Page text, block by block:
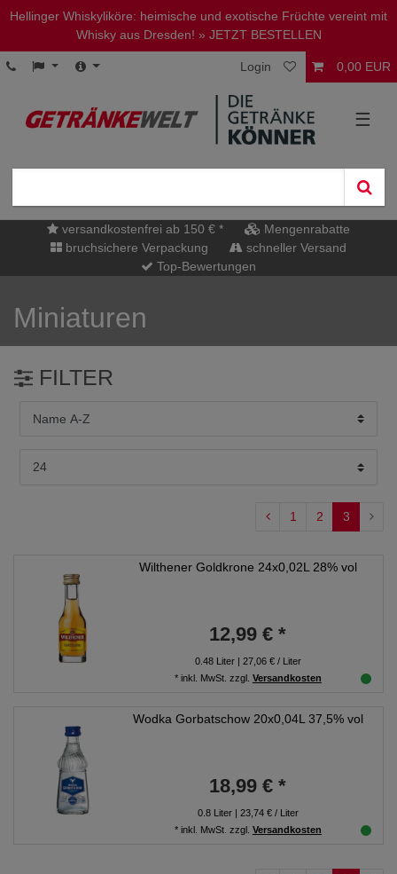
Hellinger Whiskyliköre: heimische und exotische Früchte vereint mit
Whisky aus Dresden! » JETZT BESTELLEN
Login 0,00 EUR
☰
versandkostenfrei ab 150 € *
Mengenrabatte
bruchsichere Verpackung
schneller Versand
Top-Bewertungen
Miniaturen
FILTER
1 2 3
Wilthener Goldkrone 24x0,02L 28% vol
12,99 € *
0.48Liter| 27,06 € / Liter
* inkl. MwSt. zzgl. Versandkosten
Wodka Gorbatschow 20x0,04L 37,5% vol
18,99 € *
0.8Liter| 23,74 € / Liter
* inkl. MwSt. zzgl. Versandkosten